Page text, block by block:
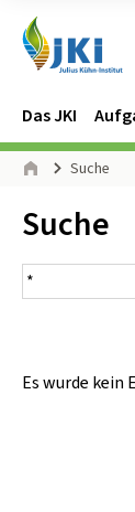
Navigation
Hauptmenü
Das JKI
Seitenpfad
Suche
Inhalt:
Suche
Suchergebnis
Es wurde kein